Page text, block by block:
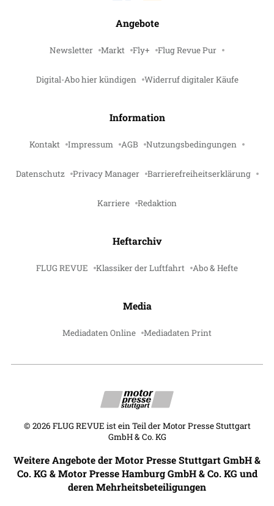
Angebote
Newsletter Markt Fly+ Flug Revue Pur
Digital-Abo hier kündigen Widerruf digitaler Käufe
Information
Kontakt Impressum AGB Nutzungsbedingungen
Datenschutz Privacy Manager Barrierefreiheitserklärung
Karriere Redaktion
Heftarchiv
FLUG REVUE Klassiker der Luftfahrt Abo & Hefte
Media
Mediadaten Online Mediadaten Print
© 2026 FLUG REVUE ist ein Teil der Motor Presse Stuttgart
GmbH & Co. KG
Weitere Angebote der Motor Presse Stuttgart GmbH &
Co. KG & Motor Presse Hamburg GmbH & Co. KG und
deren Mehrheitsbeteiligungen